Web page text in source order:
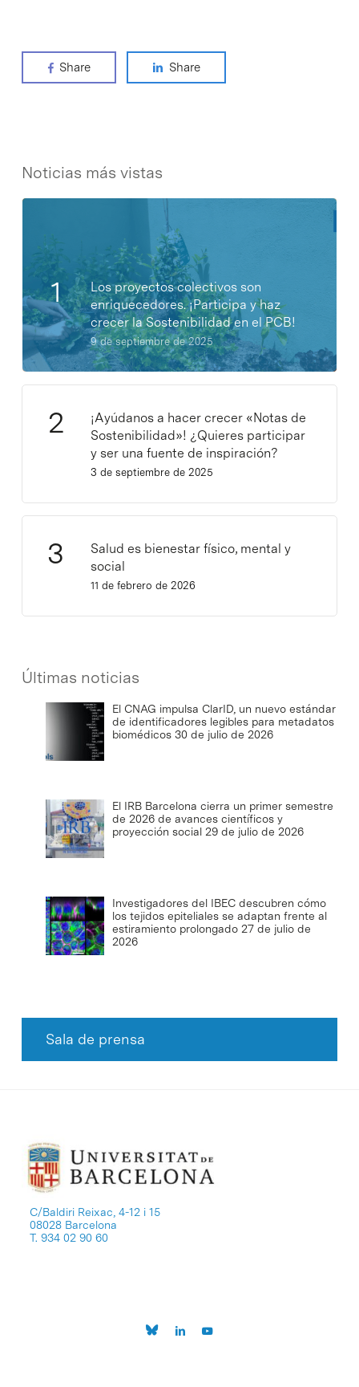
Share Share
Noticias más vistas
Los proyectos colectivos son
enriquecedores. ¡Participa y haz
crecer la Sostenibilidad en el PCB!
9 de septiembre de 2025
¡Ayúdanos a hacer crecer «Notas de
Sostenibilidad»! ¿Quieres participar
y ser una fuente de inspiración?
3 de septiembre de 2025
Salud es bienestar físico, mental y
social
11 de febrero de 2026
Últimas noticias
El CNAG impulsa ClarID, un nuevo estándar
de identificadores legibles para metadatos
biomédicos 30 de julio de 2026
El IRB Barcelona cierra un primer semestre
de 2026 de avances científicos y
proyección social 29 de julio de 2026
Investigadores del IBEC descubren cómo
los tejidos epiteliales se adaptan frente al
estiramiento prolongado 27 de julio de
2026
Sala de prensa
C/Baldiri Reixac, 4-12 i 15
08028 Barcelona
T. 934 02 90 60